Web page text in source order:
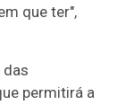
que ter",
das
permitirá a